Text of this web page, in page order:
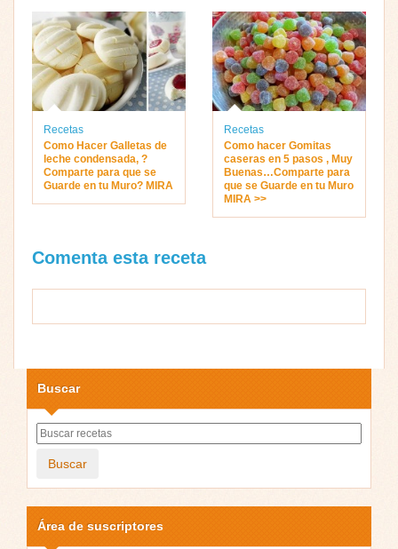
Recetas
Como Hacer Galletas de
leche condensada, ?
Comparte para que se
Guarde en tu Muro? MIRA
Recetas
Como hacer Gomitas
caseras en 5 pasos , Muy
Buenas…Comparte para
que se Guarde en tu Muro
MIRA >>
Comenta esta receta
Buscar
Buscar
Área de suscriptores